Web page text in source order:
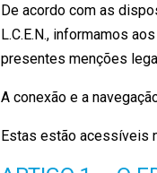
De acordo com as
L.C.E.N., informamos
presentes menções
A conexão e a
Estas estão acessíveis